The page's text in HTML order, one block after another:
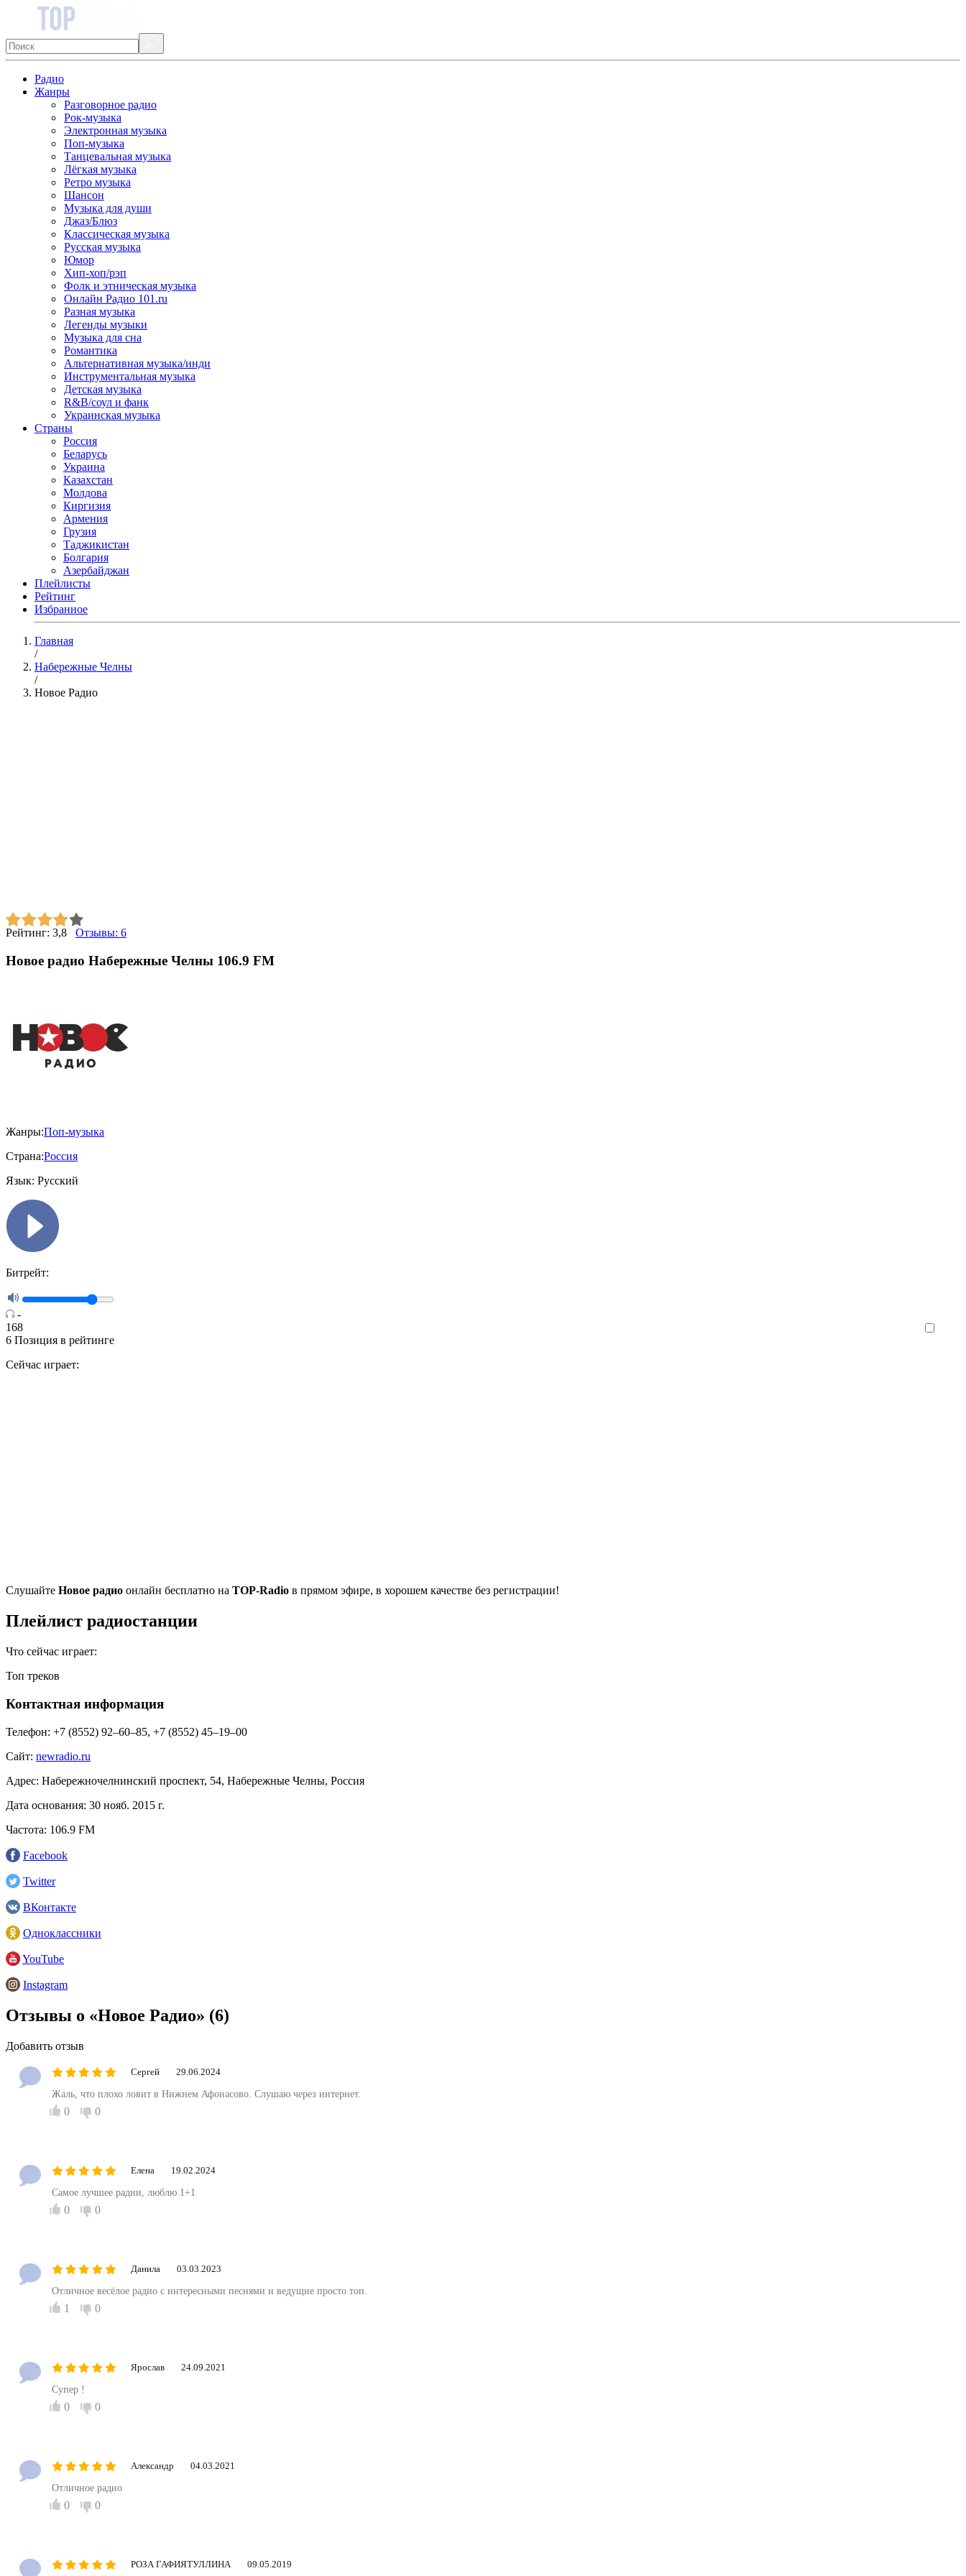
Радио
Жанры
Разговорное радио
Рок-музыка
Электронная музыка
Поп-музыка
Танцевальная музыка
Лёгкая музыка
Ретро музыка
Шансон
Музыка для души
Джаз/Блюз
Классическая музыка
Русская музыка
Юмор
Хип-хоп/рэп
Фолк и этническая музыка
Онлайн Радио 101.ru
Разная музыка
Легенды музыки
Музыка для сна
Романтика
Альтернативная музыка/инди
Инструментальная музыка
Детская музыка
R&B/cоул и фанк
Украинская музыка
Страны
Россия
Беларусь
Украина
Казахстан
Молдова
Киргизия
Армения
Грузия
Таджикистан
Болгария
Азербайджан
Плейлисты
Рейтинг
Избранное
Главная
/
Набережные Челны
/
Новое Радио
Рейтинг: 3,8 Отзывы: 6
Новое радио Набережные Челны 106.9 FM
Жанры:Поп-музыка
Страна:Россия
Язык: Русский
Битрейт:
-
168
6 Позиция в рейтинге
Сейчас играет:
Cлушайте Новое радио онлайн бесплатно на TOP-Radio в прямом эфире, в хорошем качестве без регистрации!
Плейлист радиостанции
Что сейчас играет:
Топ треков
Контактная информация
Телефон: +7 (8552) 92–60–85, +7 (8552) 45–19–00
Сайт: newradio.ru
Адрес: Набережночелнинский проспект, 54, Набережные Челны, Россия
Дата основания: 30 нояб. 2015 г.
Частота: 106.9 FM
Facebook
Twitter
ВКонтакте
Одноклассники
YouTube
Instagram
Отзывы о «Новое Радио» (6)
Добавить отзыв
Сергей 29.06.2024
Жаль, что плохо ловит в Нижнем Афонасово. Слушаю через интернет.
0 0
Елена 19.02.2024
Самое лучшее радии, люблю 1+1
0 0
Данила 03.03.2023
Отличное весёлое радио с интересными песнями и ведущие просто топ.
1 0
Ярослав 24.09.2021
Супер !
0 0
Александр 04.03.2021
Отличное радио
0 0
РОЗА ГАФИЯТУЛЛИНА 09.05.2019